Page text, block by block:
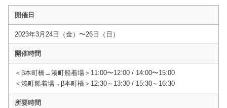
開催日
2023年3月24日（金）〜26日（日）
開催時間
＜β本町橋→湊町船着場＞11:00〜12:00 / 14:00〜15:00
＜湊町船着場→β本町橋＞12:30～13:30 / 15:30～16:30
所要時間